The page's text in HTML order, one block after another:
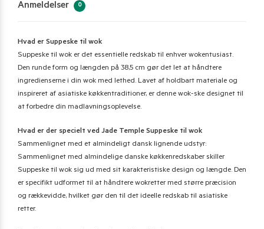
Anmeldelser 0
Hvad er Suppeske til wok
Suppeske til wok er det essentielle redskab til enhver wokentusiast.
Den runde form og længden på 38,5 cm gør det let at håndtere
ingredienserne i din wok med lethed. Lavet af holdbart materiale og
inspireret af asiatiske køkkentraditioner, er denne wok-ske designet til
at forbedre din madlavningsoplevelse.
Hvad er der specielt ved Jade Temple Suppeske til wok
Sammenlignet med et almindeligt dansk lignende udstyr:
Sammenlignet med almindelige danske køkkenredskaber skiller
Suppeske til wok sig ud med sit karakteristiske design og længde. Den
er specifikt udformet til at håndtere wokretter med større præcision
og rækkevidde, hvilket gør den til det ideelle redskab til asiatiske
retter.